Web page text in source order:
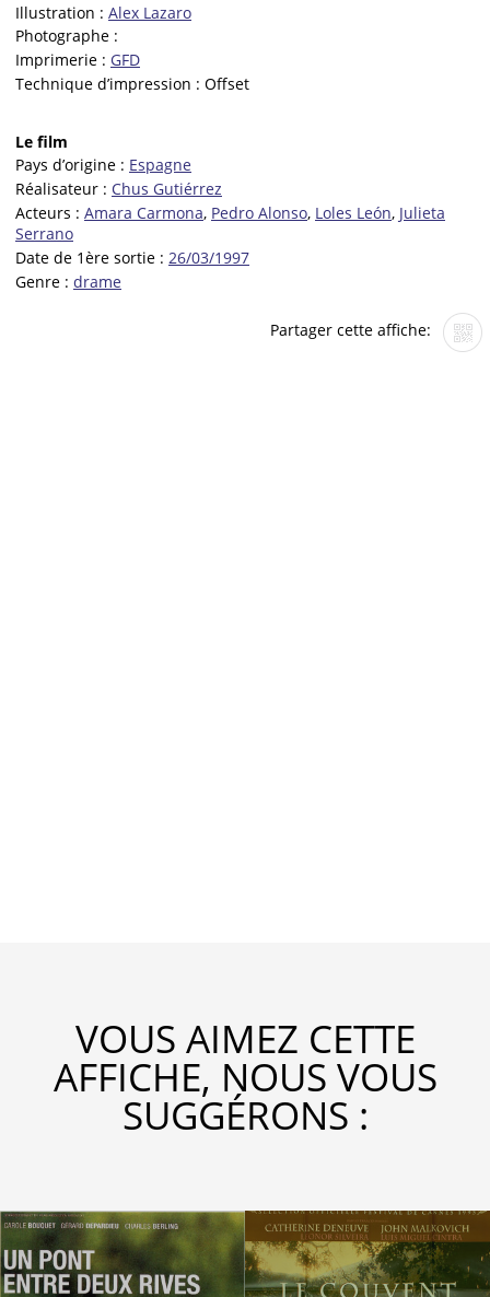
Illustration : Alex Lazaro
Photographe :
Imprimerie : GFD
Technique d’impression : Offset
Le film
Pays d’origine : Espagne
Réalisateur : Chus Gutiérrez
Acteurs : Amara Carmona, Pedro Alonso, Loles León, Julieta
Serrano
Date de 1ère sortie : 26/03/1997
Genre : drame
Partager cette affiche:
VOUS AIMEZ CETTE
AFFICHE, NOUS VOUS
SUGGÉRONS :